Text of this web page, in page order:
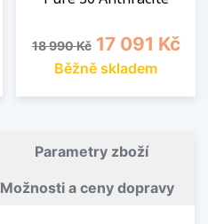
Běžná cena
18 990 Kč Cena
17 091 Kč
Běžně skladem
Parametry zboží
Možnosti a ceny dopravy